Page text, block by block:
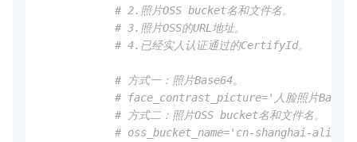
# 2.照片OSS bucket名和文件名。
# 3.照片OSS的URL地址。
# 4.已经实人认证通过的CertifyId。
# 方式一：照片Base64。
# face_contrast_picture='人脸照片
# 方式二：照片OSS bucket名和文件名。
# oss_bucket_name='cn-shanghai-